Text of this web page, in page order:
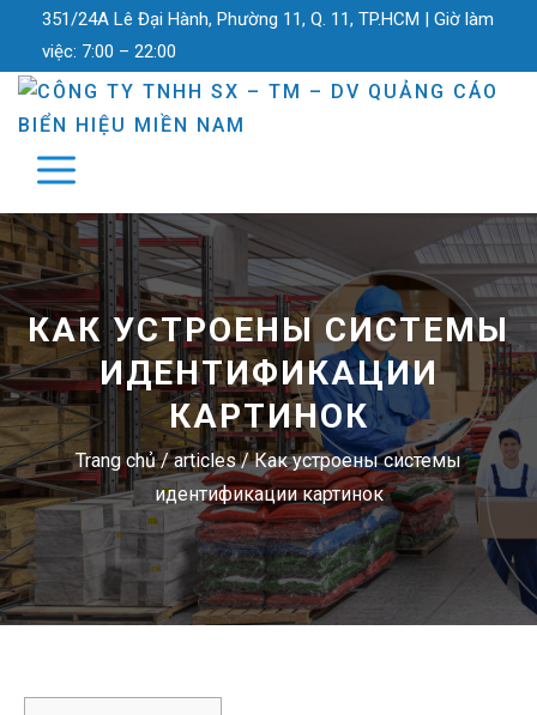
351/24A Lê Đại Hành, Phường 11, Q. 11, TP.HCM | Giờ làm
việc: 7:00 – 22:00
КАК УСТРОЕНЫ СИСТЕМЫ
ИДЕНТИФИКАЦИИ
КАРТИНОК
Trang chủ/articles/Как устроены системы
идентификации картинок